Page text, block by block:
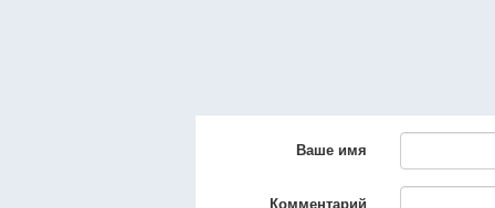
Ваше имя
Комментарий